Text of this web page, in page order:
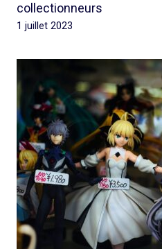
collectionneurs
1 juillet 2023